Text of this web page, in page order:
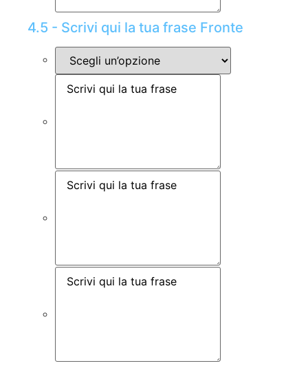
4.5 - Scrivi qui la tua frase Fronte